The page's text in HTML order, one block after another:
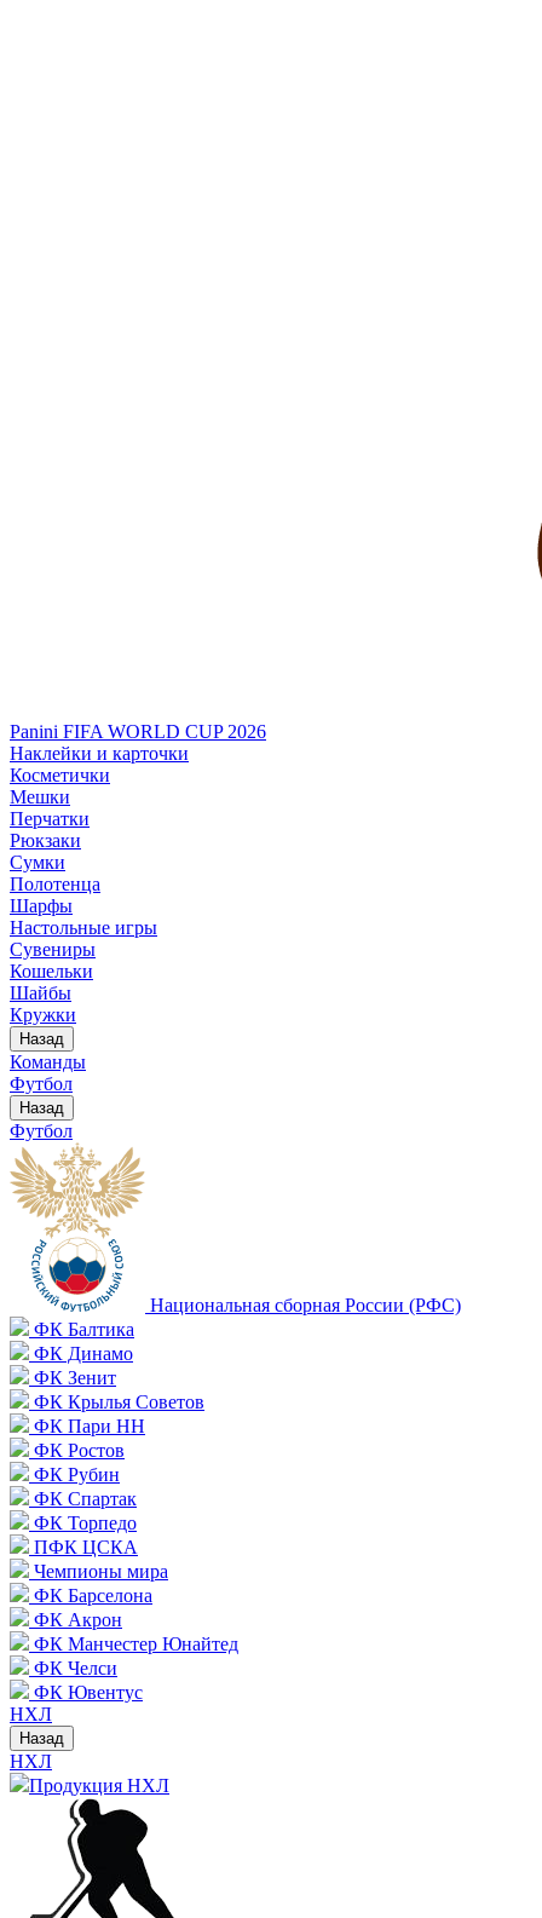
Panini FIFA WORLD CUP 2026
Наклейки и карточки
Косметички
Мешки
Перчатки
Рюкзаки
Сумки
Полотенца
Шарфы
Настольные игры
Сувениры
Кошельки
Шайбы
Кружки
Назад
Команды
Футбол
Назад
Футбол
Национальная сборная России (РФС)
ФК Балтика
ФК Динамо
ФК Зенит
ФК Крылья Советов
ФК Пари НН
ФК Ростов
ФК Рубин
ФК Спартак
ФК Торпедо
ПФК ЦСКА
Чемпионы мира
ФК Барселона
ФК Акрон
ФК Манчестер Юнайтед
ФК Челси
ФК Ювентус
НХЛ
Назад
НХЛ
Продукция НХЛ